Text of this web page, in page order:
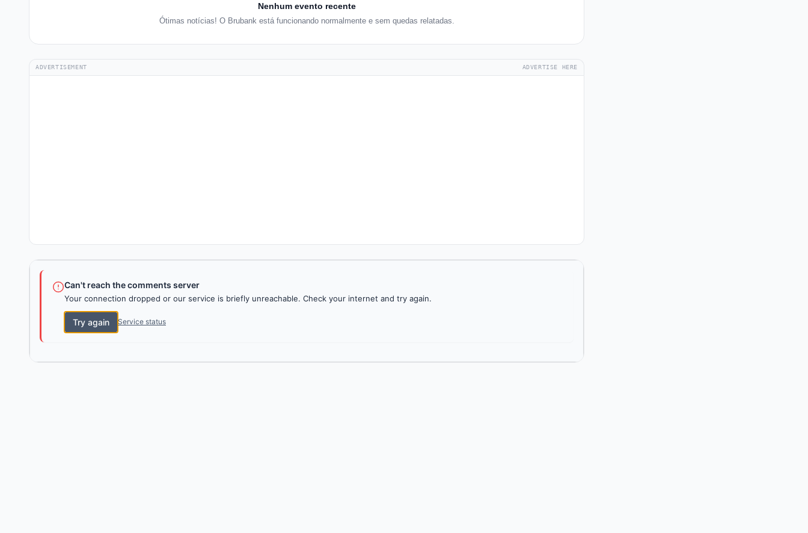
Nenhum evento recente
Ótimas notícias! O Brubank está funcionando normalmente e sem quedas relatadas.
ADVERTISEMENT ADVERTISE HERE
Can't reach the comments server
Your connection dropped or our service is briefly unreachable. Check your internet and try again.
Try again Service status